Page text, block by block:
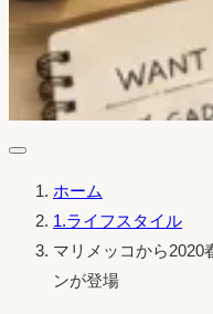
ホーム
1.ライフスタイル
マリメッコから2020
ンが登場